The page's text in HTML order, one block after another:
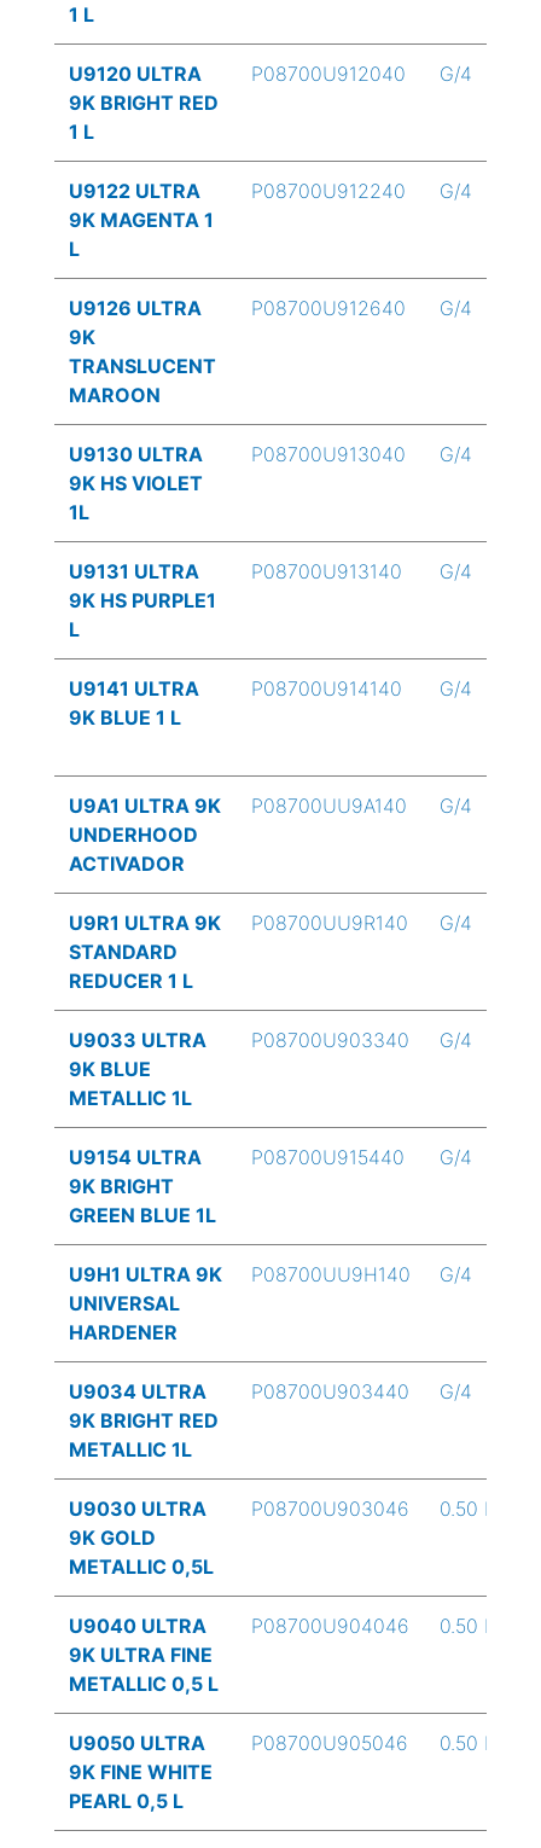
1 L
U9120 ULTRA
9K BRIGHT RED
1 L
P08700U912040 G/4
U9122 ULTRA
9K MAGENTA 1
L
P08700U912240 G/4
U9126 ULTRA
9K
TRANSLUCENT
MAROON
P08700U912640 G/4
U9130 ULTRA
9K HS VIOLET
1L
P08700U913040 G/4
U9131 ULTRA
9K HS PURPLE1
L
P08700U913140 G/4
U9141 ULTRA
9K BLUE 1 L
P08700U914140 G/4
U9A1 ULTRA 9K
UNDERHOOD
ACTIVADOR
P08700UU9A140 G/4
U9R1 ULTRA 9K
STANDARD
REDUCER 1 L
P08700UU9R140 G/4
U9033 ULTRA
9K BLUE
METALLIC 1L
P08700U903340 G/4
U9154 ULTRA
9K BRIGHT
GREEN BLUE 1L
P08700U915440 G/4
U9H1 ULTRA 9K
UNIVERSAL
HARDENER
P08700UU9H140 G/4
U9034 ULTRA
9K BRIGHT RED
METALLIC 1L
P08700U903440 G/4
U9030 ULTRA
9K GOLD
METALLIC 0,5L
P08700U903046 0.50 L
U9040 ULTRA
9K ULTRA FINE
METALLIC 0,5 L
P08700U904046 0.50 L
U9050 ULTRA
9K FINE WHITE
PEARL 0,5 L
P08700U905046 0.50 L